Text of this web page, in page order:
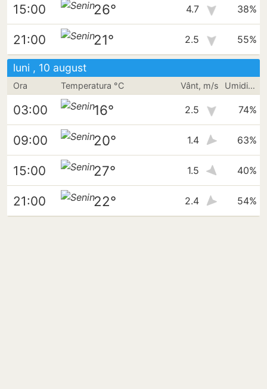
15:00 26° 4.7 38%
21:00 21° 2.5 55%
luni , 10 august
Ora Temperatura °C Vânt, m/s Umiditate
03:00 16° 2.5 74%
09:00 20° 1.4 63%
15:00 27° 1.5 40%
21:00 22° 2.4 54%